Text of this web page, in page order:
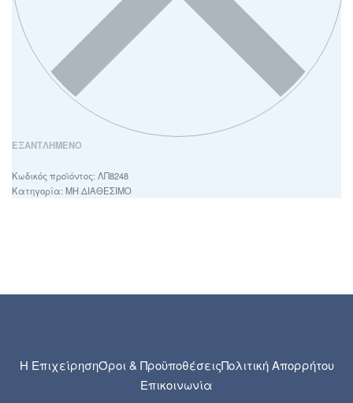
ΕΞΑΝΤΛΗΜΈΝΟ
ΛΠ8248
Κατηγορία: ΜΗ ΔΙΑΘΕΣΙΜΟ
Η ΕπιχείρησηΌροι & ΠροϋποθέσειςΠολιτική Απορρήτου
Επικοινωνία